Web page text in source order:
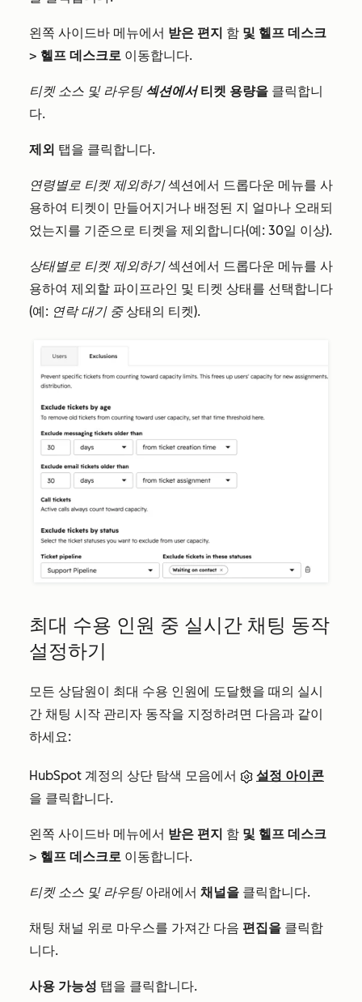
왼쪽 사이드바 메뉴에서 받은 편지 함 및 헬프 데스크
> 헬프 데스크로 이동합니다.
티켓 소스 및 라우팅 섹션에서 티켓 용량을 클릭합니
다.
제외 탭을 클릭합니다.
연령별로 티켓 제외하기섹션에서 드롭다운 메뉴를 사
용하여 티켓이 만들어지거나 배정된 지 얼마나 오래되
었는지를 기준으로 티켓을 제외합니다(예: 30일 이상).
상태별로 티켓 제외하기섹션에서 드롭다운 메뉴를 사
용하여 제외할 파이프라인 및 티켓 상태를 선택합니다
(예: 연락 대기 중상태의 티켓).
최대 수용 인원 중 실시간 채팅 동작
설정하기
모든 상담원이 최대 수용 인원에 도달했을 때의 실시
간 채팅 시작 관리자 동작을 지정하려면 다음과 같이
하세요:
HubSpot 계정의 상단 탐색 모음에서
설정 아이콘
을 클릭합니다.
왼쪽 사이드바 메뉴에서 받은 편지 함 및 헬프 데스크
> 헬프 데스크로 이동합니다.
티켓 소스 및 라우팅아래에서 채널을 클릭합니다.
채팅 채널 위로 마우스를 가져간 다음 편집을 클릭합
니다.
사용 가능성 탭을 클릭합니다.